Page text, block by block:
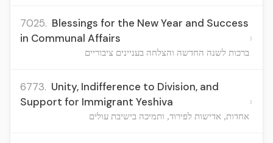
7025. Blessings for the New Year and Success
in Communal Affairs
ברכות לשנה החדשה והצלחה בעניינים ציבוריים
›
6773. Unity, Indifference to Division, and
Support for Immigrant Yeshiva
אחדות, אדישות לפירוד, ותמיכה בישיבת עולים
›